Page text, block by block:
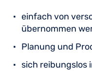
einfach von
übernommen
Planung und
sich reibungslos